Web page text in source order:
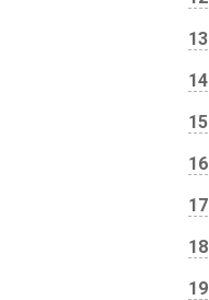
13
14
15
16
17
18
19